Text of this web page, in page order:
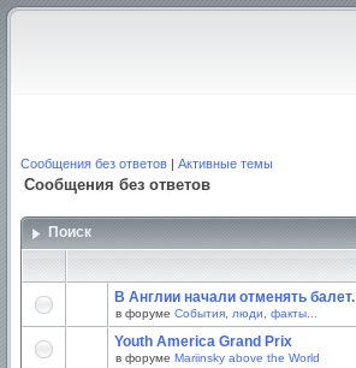
Сообщения без ответов | Активные темы
Сообщения без ответов
Поиск
В Англии начали отменять балет.
в форуме События, люди, факты...
Youth America Grand Prix
в форуме Mariinsky above the World